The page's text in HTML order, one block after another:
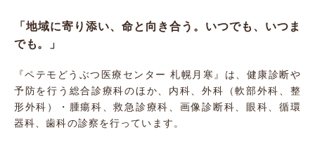
「地域に寄り添い、命と向き合う。いつでも、いつま
でも。」
『ペテモどうぶつ医療センター 札幌月寒』は、健康診断や
予防を行う総合診療科のほか、内科、外科（軟部外科、整
形外科）・腫瘍科、救急診療科、画像診断科、眼科、循環
器科、歯科の診察を行っています。